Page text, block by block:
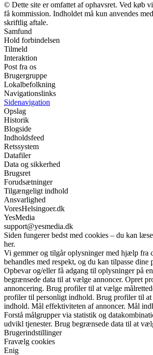
© Dette site er omfattet af ophavsret. Ved køb
få kommission. Indholdet må kun anvendes
skriftlig aftale.
Samfund
Hold forbindelsen
Tilmeld
Interaktion
Post fra os
Brugergruppe
Lokalbefolkning
Navigationslinks
Sidenavigation
Opslag
Historik
Blogside
Indholdsfeed
Retssystem
Datafiler
Data og sikkerhed
Brugsret
Forudsætninger
Tilgængeligt indhold
Ansvarlighed
VoresHelsingoer.dk
YesMedia
support@yesmedia.dk
Siden fungerer bedst med cookies – du kan
her.
Vi gemmer og tilgår oplysninger med hjælp fra
behandles med respekt, og du kan tilpasse dine
Opbevar og/eller få adgang til oplysninger på
begrænsede data til at vælge annoncer. Opret
annoncering. Brug profiler til at vælge
profiler til personligt indhold. Brug profiler til
indhold. Mål effektiviteten af annoncer. Mål
Forstå målgrupper via statistik og
udvikl tjenester. Brug begrænsede data til at
Brugerindstillinger
Fravælg cookies
Enig